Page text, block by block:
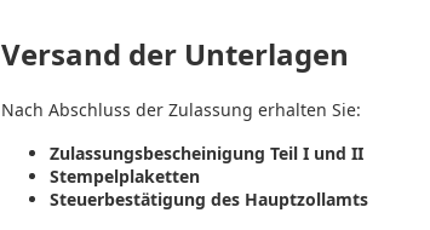
Versand der Unterlagen
Nach Abschluss der Zulassung erhalten Sie:
Zulassungsbescheinigung Teil I und II
Stempelplaketten
Steuerbestätigung des Hauptzollamts